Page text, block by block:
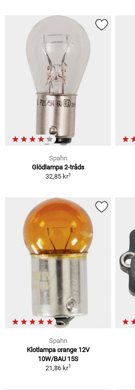
Spahn
Glödlampa 2-tråds
32,85 kr1
Spahn
Klotlampa orange 12V
10W/BAU 15S
21,86 kr1